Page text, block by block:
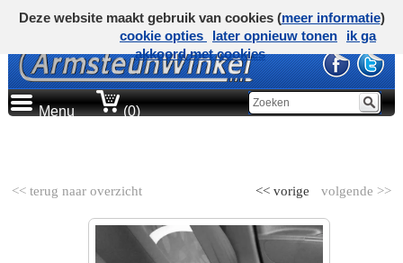
Menu (0)
<< terug naar overzicht volgende >>
<< vorige
Deze website maakt gebruik van cookies (meer informatie)
cookie opties
later opnieuw tonen
ik ga
akkoord met cookies